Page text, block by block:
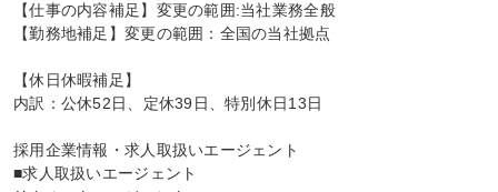
【仕事の内容補足】変更の範囲:当社業務全般
【勤務地補足】変更の範囲：全国の当社拠点
【休日休暇補足】
内訳：公休52日、定休39日、特別休日13日
採用企業情報・求人取扱いエージェント
■求人取扱いエージェント